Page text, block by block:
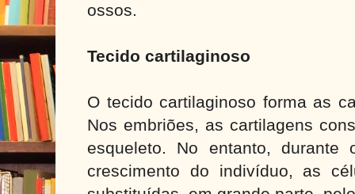
ossos.
Tecido cartilaginoso
O tecido cartilaginoso forma as
Nos embriões, as cartilagens
esqueleto. No entanto, durante
crescimento do indivíduo, as